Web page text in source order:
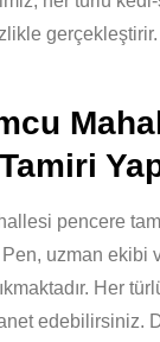
pencere
Pen, uzman ekibi
Her
edebilirsiniz.